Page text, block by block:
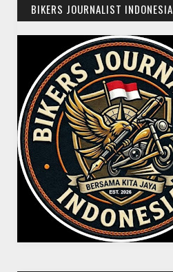
BIKERS JOURNALIST INDONESIA